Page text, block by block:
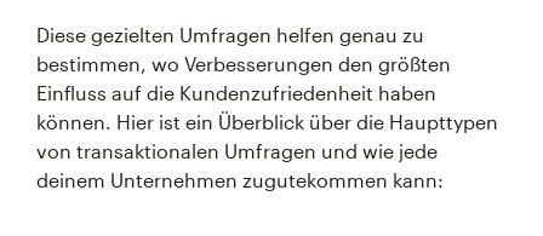
Diese gezielten Umfragen helfen genau zu
bestimmen, wo Verbesserungen den größten
Einfluss auf die Kundenzufriedenheit haben
können. Hier ist ein Überblick über die Haupttypen
von transaktionalen Umfragen und wie jede
deinem Unternehmen zugutekommen kann: